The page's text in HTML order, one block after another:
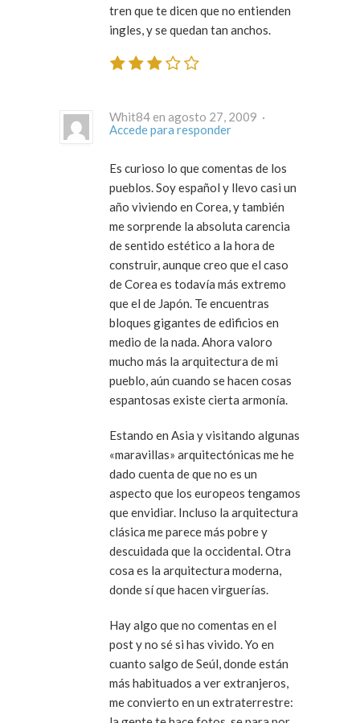
tren que te dicen que no entienden
ingles, y se quedan tan anchos.
Whit84 en agosto 27, 2009 ·
Accede para responder
Es curioso lo que comentas de los
pueblos. Soy español y llevo casi un
año viviendo en Corea, y también
me sorprende la absoluta carencia
de sentido estético a la hora de
construir, aunque creo que el caso
de Corea es todavía más extremo
que el de Japón. Te encuentras
bloques gigantes de edificios en
medio de la nada. Ahora valoro
mucho más la arquitectura de mi
pueblo, aún cuando se hacen cosas
espantosas existe cierta armonía.
Estando en Asia y visitando algunas
«maravillas» arquitectónicas me he
dado cuenta de que no es un
aspecto que los europeos tengamos
que envidiar. Incluso la arquitectura
clásica me parece más pobre y
descuidada que la occidental. Otra
cosa es la arquitectura moderna,
donde sí que hacen virguerías.
Hay algo que no comentas en el
post y no sé si has vivido. Yo en
cuanto salgo de Seúl, donde están
más habituados a ver extranjeros,
me convierto en un extraterrestre: